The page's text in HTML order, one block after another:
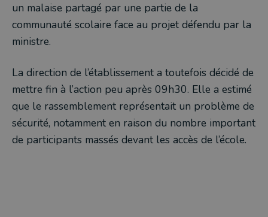
un malaise partagé par une partie de la
communauté scolaire face au projet défendu par la
ministre.
La direction de l’établissement a toutefois décidé de
mettre fin à l’action peu après 09h30. Elle a estimé
que le rassemblement représentait un problème de
sécurité, notamment en raison du nombre important
de participants massés devant les accès de l’école.